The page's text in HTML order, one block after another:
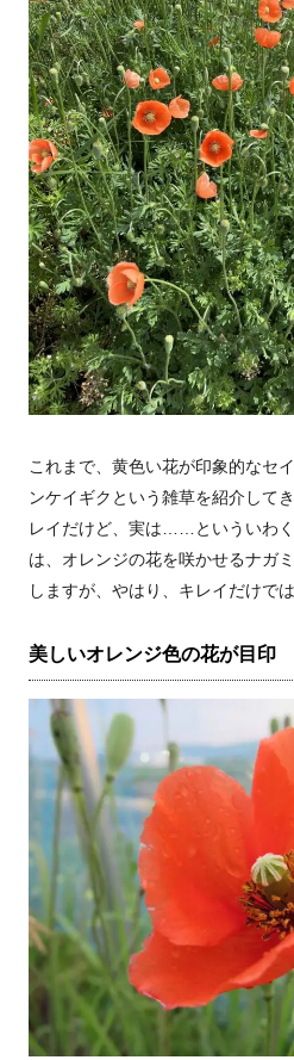
これまで、黄色い花が印象的なセ
ンケイギクという雑草を紹介して
レイだけど、実は……といういわ
は、オレンジの花を咲かせるナガ
しますが、やはり、キレイだけで
美しいオレンジ色の花が目印